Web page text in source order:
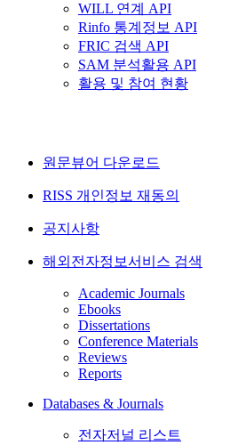
WILL 연계 API
Rinfo 통계정보 API
FRIC 검색 API
SAM 분석활용 API
활용 및 참여 현황
원문뷰어 다운로드
RISS 개인정보 재동의
공지사항
해외전자정보서비스 검색
Academic Journals
Ebooks
Dissertations
Conference Materials
Reviews
Reports
Databases & Journals
전자저널 리스트